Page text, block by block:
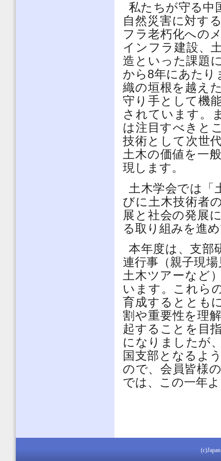
私たちが守る中
自然災害に対す
フラ老朽化への
インフラ建設、
造といった課題
から8年にあたり
織の垣根を越え
守り手として機
されています。
は注目すべきと
技術として次世
土木の価値を一
現します。
土木学会では「
びに土木技術者
展と社会の発展
る取り組みを進
本年度は、支部
連行事（親子現
土木ツアーなど
います。これら
育成するととも
割や重要性を理
起することを目
になりましたが
国支部となるよ
ので、会員皆様
では、この一年